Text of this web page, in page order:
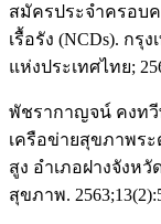
สมัครประจำครอบ
เรื้อรัง (NCDs). ก
แห่งประเทศไทย;
พัชรากาญจน์ คงท
เครือข่ายสุขภาพร
สูง อำเภอฝางจังห
สุขภาพ.